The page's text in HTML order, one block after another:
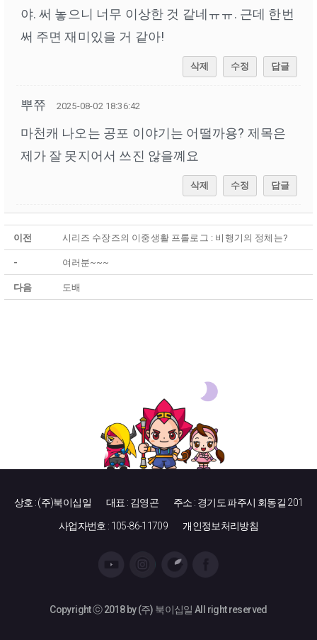
야. 써 놓으니 너무 이상한 것 같네ㅠㅠ. 근데 한번
써 주면 재미있을 거 같아!
삭제 수정 답글
뿌쮸 2025-08-02 18:36:42
마천캐 나오는 공포 이야기는 어떨까용? 제목은
제가 잘 못지어서 쓰진 않을꼐요
삭제 수정 답글
이전 시리즈 수장즈의 이중생활 프롤로그 : 비행기의 정체는?
- 여러분~~~
다음 도배
상호 : (주)북이십일 대표 : 김영곤 주소 : 경기도 파주시 회동길 201
사업자번호 : 105-86-11709 개인정보처리방침
Copyright ⓒ 2018 by (주) 북이십일 All right reserved